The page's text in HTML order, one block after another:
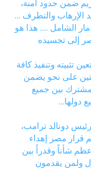
ضمن حدود آمنة،
والتطرف ...
الشامل .... هذا هو
إلى تجسيده
تثبيته وتنفيذ كافة
على نحو يضمن
بين جميع
دولها...
دونالد ترامب،
قرار مصر إهداء
شأناً وقدراً بين
ولمن يقدمون